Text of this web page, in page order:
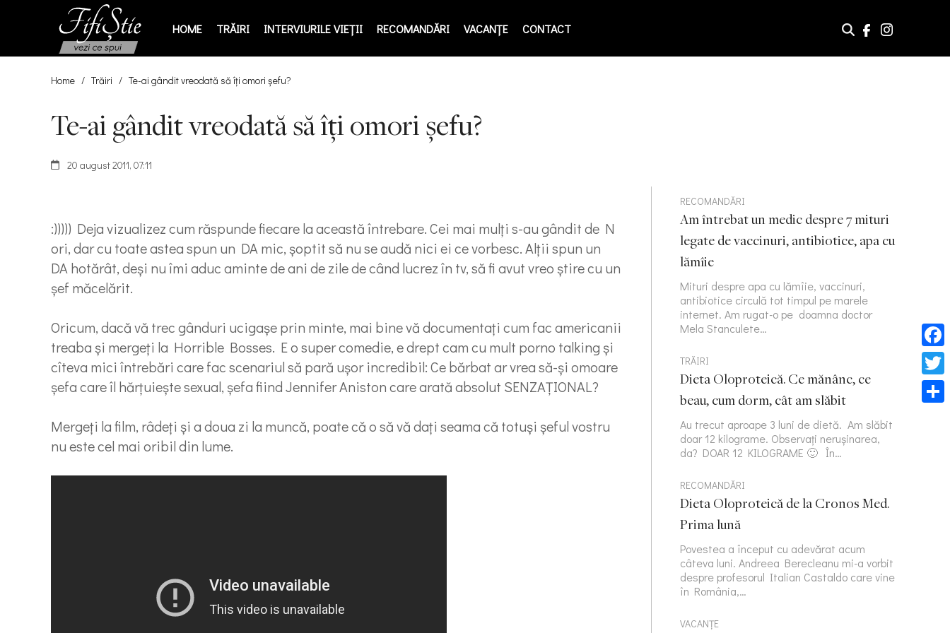
HOME TRĂIRI INTERVIURILE VIEŢII RECOMANDĂRI VACANȚE CONTACT
Home / Trăiri / Te-ai gândit vreodată să îţi omori şefu?
Te-ai gândit vreodată să îţi omori şefu?
20 august 2011, 07:11
:))))) Deja vizualizez cum răspunde fiecare la această întrebare. Cei mai mulţi s-au gândit de N
ori, dar cu toate astea spun un DA mic, şoptit să nu se audă nici ei ce vorbesc. Alţii spun un
DA hotărât, deşi nu îmi aduc aminte de ani de zile de când lucrez în tv, să fi avut vreo ştire cu un
şef măcelărit.
Oricum, dacă vă trec gânduri ucigaşe prin minte, mai bine vă documentaţi cum fac americanii
treaba şi mergeţi la Horrible Bosses. E o super comedie, e drept cam cu mult porno talking şi
cîteva mici întrebări care fac scenariul să pară uşor incredibil: Ce bărbat ar vrea să-şi omoare
şefa care îl hărţuieşte sexual, şefa fiind Jennifer Aniston care arată absolut SENZAŢIONAL?
Mergeţi la film, râdeţi şi a doua zi la muncă, poate că o să vă daţi seama că totuşi şeful vostru
nu este cel mai oribil din lume.
RECOMANDĂRI
Am întrebat un medic despre 7 mituri
legate de vaccinuri, antibiotice, apa cu
lămîie
Mituri despre apa cu lămîie, vaccinuri,
antibiotice circulă tot timpul pe marele
internet. Am rugat-o pe doamna doctor
Mela Stanculete…
TRĂIRI
Dieta Oloproteică. Ce mănânc, ce
beau, cum dorm, cât am slăbit
Au trecut aproape 3 luni de dietă. Am slăbit
doar 12 kilograme. Observați nerușinarea,
da? DOAR 12 KILOGRAME 🙂 În…
RECOMANDĂRI
Dieta Oloproteică de la Cronos Med.
Prima lună
Povestea a început cu adevărat acum
câteva luni. Andreea Berecleanu mi-a vorbit
despre profesorul Italian Castaldo care vine
în România,…
VACANȚE